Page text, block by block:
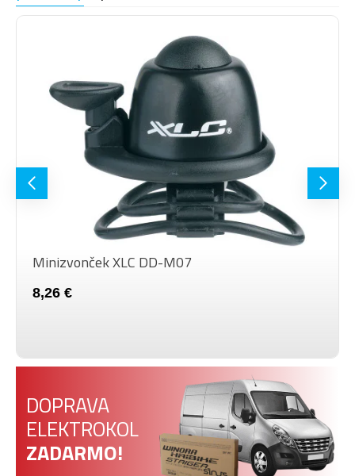
Minizvonček XLC DD-M07
8,26 €
DOPRAVA
ELEKTROKOL
ZADARMO!